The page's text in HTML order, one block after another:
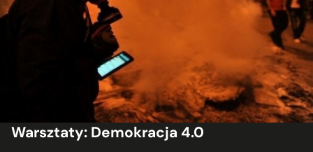
Warsztaty: Demokracja 4.0